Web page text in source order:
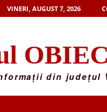
VINERI, AUGUST 7, 2026
din județul